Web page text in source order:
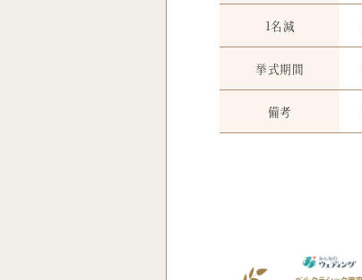
1名減
挙式期間
備考